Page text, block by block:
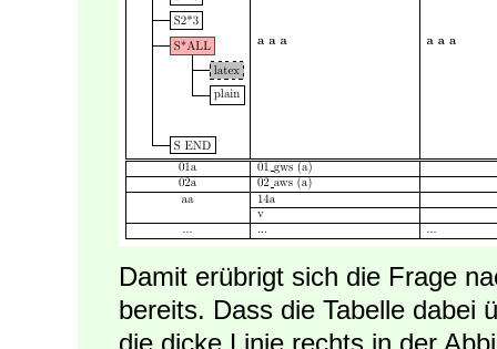
Damit erübrigt sich die Frage
bereits. Dass die Tabelle dabei